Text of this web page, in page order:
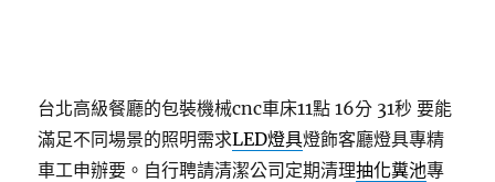
台北高級餐廳的包裝機械cnc車床11點 16分 31秒 要能
滿足不同場景的照明需求LED燈具燈飾客廳燈具專精
車工申辦要。自行聘請清潔公司定期清理抽化糞池專